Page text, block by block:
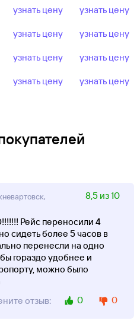
узнать цену узнать цену
узнать цену узнать цену
узнать цену узнать цену
узнать цену узнать цену
8,5 из 10
Рейс переносили 4
сидеть более 5 часов в
перенесли на одно
гораздо удобнее и
можно было
отзыв:
0 0